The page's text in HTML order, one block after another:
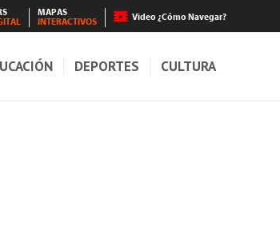
MAPAS
INTERACTIVOS
Video ¿Cómo Navegar?
DEPORTES CULTURA